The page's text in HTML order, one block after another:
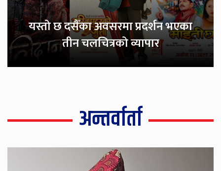
यस्तो छ दसैँका अवसरमा प्रदर्शन भएका
तीन चलचित्रको व्यापार
मनोरन्जन
गायक जनार्दन ढकालको प्रेमभावले
भरिएको गीत ‘तिमी आउन’ सार्वजनिक
अन्तर्वार्ता